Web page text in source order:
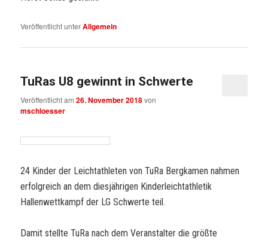
Veröffentlicht unterAllgemein
TuRas U8 gewinnt in Schwerte
Veröffentlicht am26. November 2018von
mschloesser
24 Kinder der Leichtathleten von TuRa Bergkamen nahmen
erfolgreich an dem diesjährigen Kinderleichtathletik
Hallenwettkampf der LG Schwerte teil.
Damit stellte TuRa nach dem Veranstalter die größte